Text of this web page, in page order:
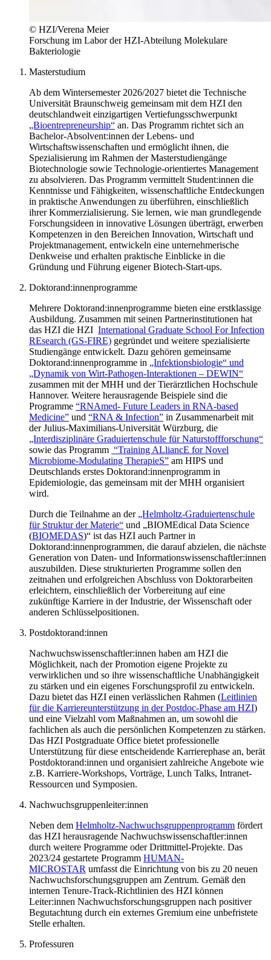
© HZI/Verena Meier
Forschung im Labor der HZI-Abteilung Molekulare
Bakteriologie
Masterstudium
Ab dem Wintersemester 2026/2027 bietet die Technische
Universität Braunschweig gemeinsam mit dem HZI den
deutschlandweit einzigartigen Vertiefungsschwerpunkt
„Bioentrepreneurship“ an. Das Programm richtet sich an
Bachelor-Absolvent:innen der Lebens- und
Wirtschaftswissenschaften und ermöglicht ihnen, die
Spezialisierung im Rahmen der Masterstudiengänge
Biotechnologie sowie Technologie-orientiertes Management
zu absolvieren. Das Programm vermittelt Student:innen die
Kenntnisse und Fähigkeiten, wissenschaftliche Entdeckungen
in praktische Anwendungen zu überführen, einschließlich
ihrer Kommerzialisierung. Sie lernen, wie man grundlegende
Forschungsideen in innovative Lösungen überträgt, erwerben
Kompetenzen in den Bereichen Innovation, Wirtschaft und
Projektmanagement, entwickeln eine unternehmerische
Denkweise und erhalten praktische Einblicke in die
Gründung und Führung eigener Biotech-Start-ups.
Doktorand:innenprogramme
Mehrere Doktorand:innenprogramme bieten eine erstklassige
Ausbildung. Zusammen mit seinen Partnerinstitutionen hat
das HZI die HZI International Graduate School For Infection
REsearch (GS-FIRE) gegründet und weitere spezialisierte
Studiengänge entwickelt. Dazu gehören gemeinsame
Doktorand:innenprogramme in „Infektionsbiologie“ und
„Dynamik von Wirt-Pathogen-Interaktionen – DEWIN“
zusammen mit der MHH und der Tierärztlichen Hochschule
Hannover. Weitere herausragende Beispiele sind die
Programme “RNAmed- Future Leaders in RNA-based
Medicine” und “RNA & Infection” in Zusammenarbeit mit
der Julius-Maximilians-Universität Würzburg, die
„Interdisziplinäre Graduiertenschule für Naturstoffforschung“
sowie das Programm “Training ALliancE for Novel
Microbiome-Modulating TherapieS” am HIPS und
Deutschlands erstes Doktorand:innenprogramm in
Epidemiologie, das gemeinsam mit der MHH organisiert
wird.
Durch die Teilnahme an der „Helmholtz-Graduiertenschule
für Struktur der Materie“ und „BIOMEdical Data Science
(BIOMEDAS)“ ist das HZI auch Partner in
Doktorand:innenprogrammen, die darauf abzielen, die nächste
Generation von Daten- und Informationswissenschaftler:innen
auszubilden. Diese strukturierten Programme sollen den
zeitnahen und erfolgreichen Abschluss von Doktorarbeiten
erleichtern, einschließlich der Vorbereitung auf eine
zukünftige Karriere in der Industrie, der Wissenschaft oder
anderen Schlüsselpositionen.
Postdoktorand:innen
Nachwuchswissenschaftler:innen haben am HZI die
Möglichkeit, nach der Promotion eigene Projekte zu
verwirklichen und so ihre wissenschaftliche Unabhängigkeit
zu stärken und ein eigenes Forschungsprofil zu entwickeln.
Dazu bietet das HZI einen verlässlichen Rahmen (Leitlinien
für die Karriereunterstützung in der Postdoc-Phase am HZI)
und eine Vielzahl vom Maßnahmen an, um sowohl die
fachlichen als auch die persönlichen Kompetenzen zu stärken.
Das HZI Postgraduate Office bietet professionelle
Unterstützung für diese entscheidende Karrierephase an, berät
Postdoktorand:innen und organisiert zahlreiche Angebote wie
z.B. Karriere-Workshops, Vorträge, Lunch Talks, Intranet-
Ressourcen und Symposien.
Nachwuchsgruppenleiter:innen
Neben dem Helmholtz-Nachwuchsgruppenprogramm fördert
das HZI herausragende Nachwuchswissenschaftler:innen
durch weitere Programme oder Drittmittel-Projekte. Das
2023/24 gestartete Programm HUMAN-
MICROSTAR umfasst die Einrichtung von bis zu 20 neuen
Nachwuchsforschungsgruppen am Zentrum. Gemäß den
internen Tenure-Track-Richtlinien des HZI können
Leiter:innen Nachwuchsforschungsgruppen nach positiver
Begutachtung durch ein externes Gremium eine unbefristete
Stelle erhalten.
Professuren